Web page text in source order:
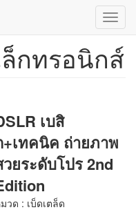
กทรอนิกส์
เบสิ
+เทคนิค ถ่ายภาพ
ยระดับโปร 2nd
วด : เบ็ดเตล็ด